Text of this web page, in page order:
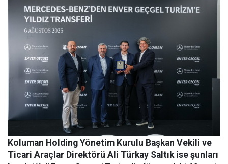
Koluman Holding Yönetim Kurulu Başkan Vekili ve
Ticari Araçlar Direktörü Ali Türkay Saltık ise şunları